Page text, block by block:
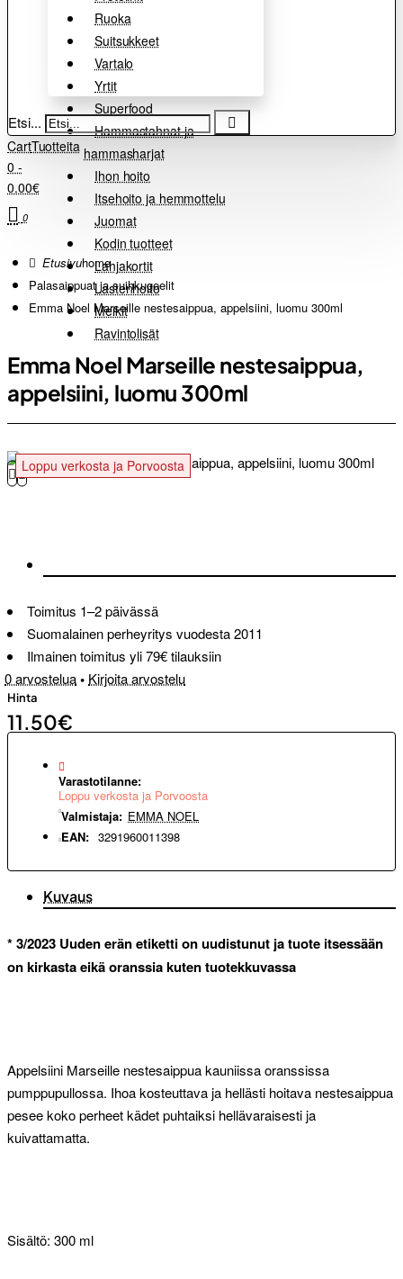
Ruoka
Suitsukkeet
Vartalo
Yrtit
Superfood
Hammastahnat ja
hammasharjat
Ihon hoito
Itsehoito ja hemmottelu
Juomat
Kodin tuotteet
Lahjakortit
Lastenhoito
Meikit
Ravintolisät
Etsi...
CartTuotteita
0 -
0.00€
0
home
Palasaippuat ja suihkugeelit
Emma Noel Marseille nestesaippua, appelsiini, luomu 300ml
Emma Noel Marseille nestesaippua,
appelsiini, luomu 300ml
Loppu verkosta ja Porvoosta
Toimitus 1–2 päivässä
Suomalainen perheyritys vuodesta 2011
Ilmainen toimitus yli 79€ tilauksiin
0 arvostelua• Kirjoita arvostelu
Hinta
11.50€
Varastotilanne:
Loppu verkosta ja Porvoosta
Valmistaja: EMMA NOEL
EAN: 3291960011398
Kuvaus
* 3/2023 Uuden erän etiketti on uudistunut ja tuote itsessään
on kirkasta eikä oranssia kuten tuotekkuvassa
Appelsiini Marseille nestesaippua kauniissa oranssissa
pumppupullossa. Ihoa kosteuttava ja hellästi hoitava nestesaippua
pesee koko perheet kädet puhtaiksi hellävaraisesti ja
kuivattamatta.
Sisältö: 300 ml